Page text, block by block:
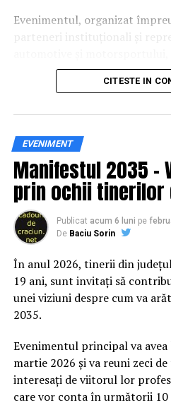
Evenimentul, organizat
parteneri instituționali și
principal transformarea
practică și accesibilă
Siguranța rutieră,
aproape de
Datele privind accidentele
să evidențieze necesitatea
prevenție. În 2025, peste
rănite grav în accidente
au pierdut viața pe șoselele
În acest context, campania
Viața!” își propune să
într-o experiență directă, prin
care îi ajută pe participanți
impactul deciziilor luate în
CITESTE IN
EVENIMENT
Manifestul 2035 –
prin ochii tinerilor
Publicat acum 6 luni pe
De Baciu Sorin
În anul 2026, tinerii din
19 ani, sunt invitați să
unei viziuni despre cum va
2035.
Evenimentul principal va
martie 2026 și va reuni zeci
interesați de viitorul lor
care vor conta în următorii 10